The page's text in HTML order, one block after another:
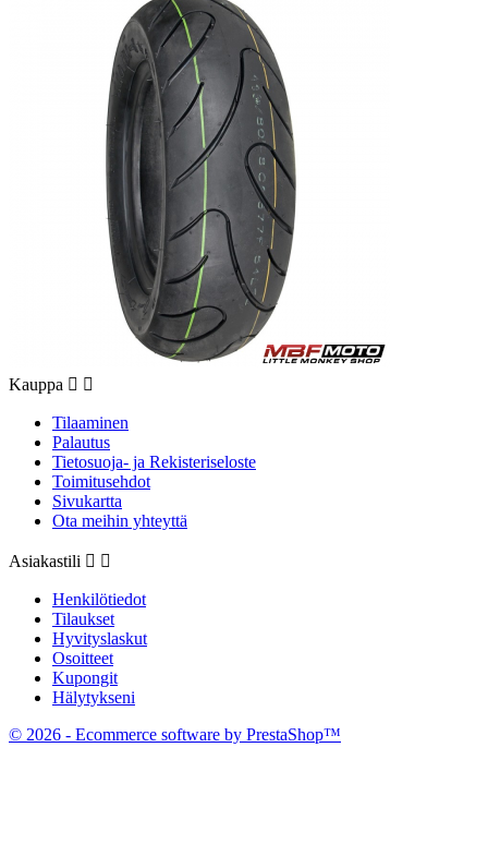
Kauppa  
Tilaaminen
Palautus
Tietosuoja- ja Rekisteriseloste
Toimitusehdot
Sivukartta
Ota meihin yhteyttä
Asiakastili  
Henkilötiedot
Tilaukset
Hyvityslaskut
Osoitteet
Kupongit
Hälytykseni
© 2026 - Ecommerce software by PrestaShop™